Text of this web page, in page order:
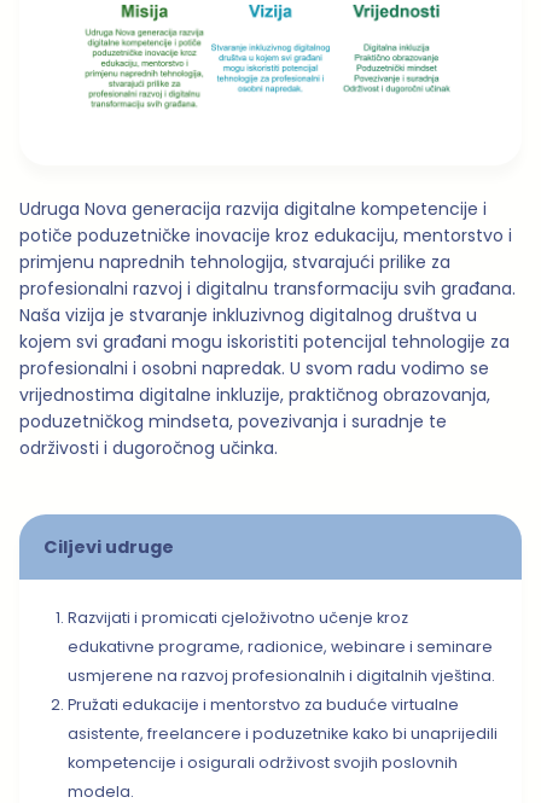
Udruga Nova generacija razvija digitalne kompetencije i
potiče poduzetničke inovacije kroz edukaciju, mentorstvo i
primjenu naprednih tehnologija, stvarajući prilike za
profesionalni razvoj i digitalnu transformaciju svih građana.
Naša vizija je stvaranje inkluzivnog digitalnog društva u
kojem svi građani mogu iskoristiti potencijal tehnologije za
profesionalni i osobni napredak. U svom radu vodimo se
vrijednostima digitalne inkluzije, praktičnog obrazovanja,
poduzetničkog mindseta, povezivanja i suradnje te
održivosti i dugoročnog učinka.
Ciljevi udruge
Razvijati i promicati cjeloživotno učenje kroz
edukativne programe, radionice, webinare i seminare
usmjerene na razvoj profesionalnih i digitalnih vještina.
Pružati edukacije i mentorstvo za buduće virtualne
asistente, freelancere i poduzetnike kako bi unaprijedili
kompetencije i osigurali održivost svojih poslovnih
modela.